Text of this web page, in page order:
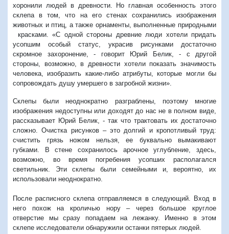
хоронили людей в древности. Но главная особенность этого
склепа в том, что на его стенах сохранились изображения
животных и птиц, а также орнаменты, выполненные природными
красками.«С одной стороны древние люди хотели придать
усопшим особый статус, украсив рисунками достаточно
скромное захоронение, - говорит Юрий Белик, - с другой
стороны, возможно, в древности хотели показать значимость
человека, изобразить какие-либо атрибуты, которые могли бы
сопровождать душу умершего в загробной жизни».
Склепы были неоднократно разграблены, поэтому многие
изображения недоступны или доходят до нас не в полном виде,
рассказывает Юрий Белик, - так что трактовать их достаточно
сложно. Очистка рисунков – это долгий и кропотливый труд:
счистить грязь ножом нельзя, ее буквально вымакивают
губками. В стене сохранилось арочное углубление, здесь,
возможно, во время погребения усопших располагался
светильник. Эти склепы были семейными и, вероятно, их
использовали неоднократно.
После расписного склепа отправляемся в следующий. Вход в
него похож на кроличью нору – через большое круглое
отверстие мы сразу попадаем на лежанку. Именно в этом
склепе исследователи обнаружили останки пятерых людей.